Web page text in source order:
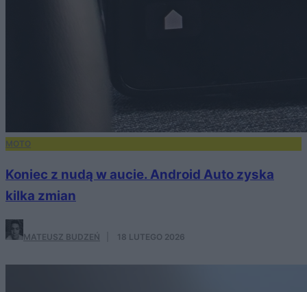
MOTO
Koniec z nudą w aucie. Android Auto zyska
kilka zmian
MATEUSZ BUDZEŃ 18 LUTEGO 2026